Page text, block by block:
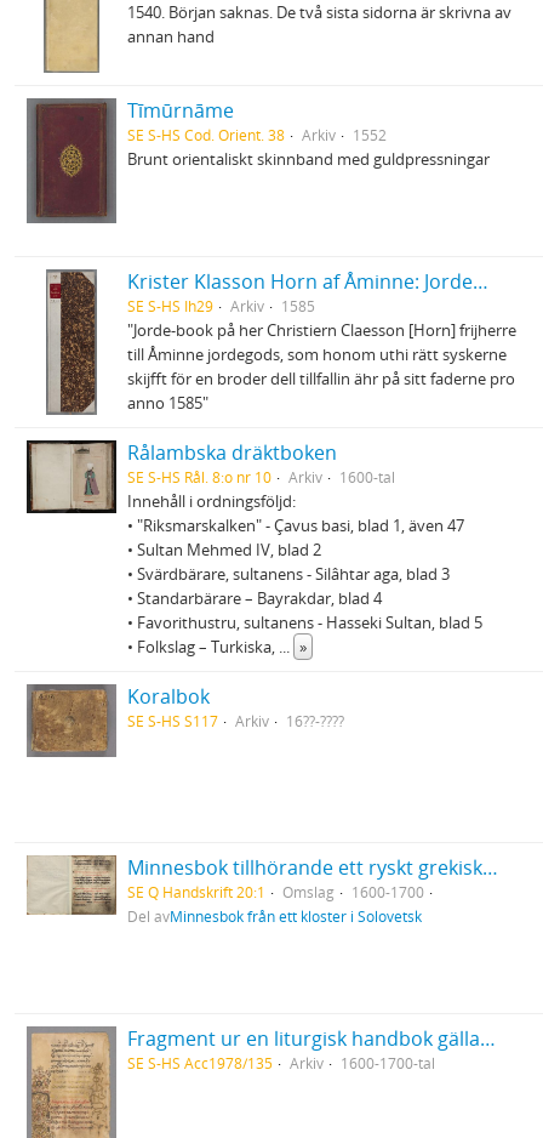
1540. Början saknas. De två sista sidorna är skrivna av
annan hand
Tīmūrnāme
SE S-HS Cod. Orient. 38 Arkiv 1552
Brunt orientaliskt skinnband med guldpressningar
Krister Klasson Horn af Åminne: Jordebok
SE S-HS Ih29 Arkiv 1585
"Jorde-book på her Christiern Claesson [Horn] frijherre
till Åminne jordegods, som honom uthi rätt syskerne
skijfft för en broder dell tillfallin ähr på sitt faderne pro
anno 1585"
Rålambska dräktboken
SE S-HS Rål. 8:o nr 10 Arkiv 1600-tal
Innehåll i ordningsföljd:
• "Riksmarskalken" - Çavus basi, blad 1, även 47
• Sultan Mehmed IV, blad 2
• Svärdbärare, sultanens - Silâhtar aga, blad 3
• Standarbärare – Bayrakdar, blad 4
• Favorithustru, sultanens - Hasseki Sultan, blad 5
• Folkslag – Turkiska, ... »
Koralbok
SE S-HS S117 Arkiv 16??-????
Minnesbok tillhörande ett ryskt grekisk-ortodoxt kloster i Solovetsk
SE Q Handskrift 20:1 Omslag
1600-1700
Del avMinnesbok från ett kloster i Solovetsk
Fragment ur en liturgisk handbok gällande för den grekisk-ortodoxa kyrkan
SE S-HS Acc1978/135 Arkiv 1600-1700-tal